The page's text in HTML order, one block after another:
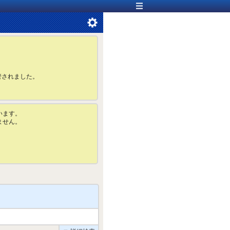
れました。
す。
ん。